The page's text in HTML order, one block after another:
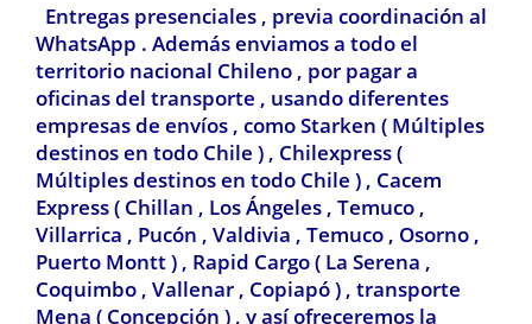
Entregas presenciales , previa coordinación al
WhatsApp . Además enviamos a todo el
territorio nacional Chileno , por pagar a
oficinas del transporte , usando diferentes
empresas de envíos , como Starken ( Múltiples
destinos en todo Chile ) , Chilexpress(
Múltiples destinos en todo Chile ) , Cacem
Express ( Chillan , Los Ángeles , Temuco ,
Villarrica , Pucón , Valdivia , Temuco , Osorno ,
Puerto Montt ) , Rapid Cargo ( La Serena ,
Coquimbo , Vallenar , Copiapó ) , transporte
Mena ( Concepción ) , y así ofreceremos la